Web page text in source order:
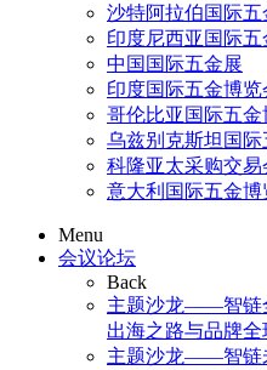
沙特阿拉伯国际五
印度尼西亚国际五
中国国际五金展
印度国际五金博览
哥伦比亚国际五金
乌兹别克斯坦国际
科隆亚太采购交易
意大利国际五金博
Menu
会议论坛
Back
主题沙龙——智链
出海之路与品牌全
主题沙龙——智链